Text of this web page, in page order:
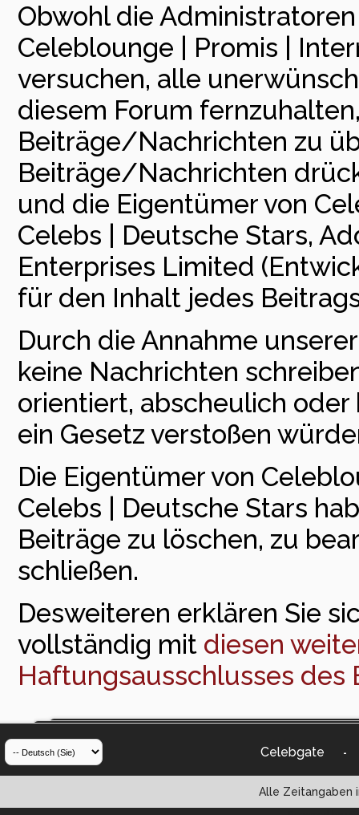
Obwohl die
Celeblounge | Promis |
versuchen, alle
diesem Forum
Beiträge/Nachrichten zu
Beiträge/Nachrichten
und die Eigentümer von
Celebs | Deutsche Stars,
Enterprises Limited
für den Inhalt jedes
Durch die Annahme
keine Nachrichten
orientiert, abscheulich
ein Gesetz verstoßen
Die Eigentümer von
Celebs | Deutsche Stars
Beiträge zu löschen, zu
schließen.
Desweiteren erklären Sie
vollständig mit diesen
Haftungsausschlusses
Celebgate -
Alle Zeitangaben